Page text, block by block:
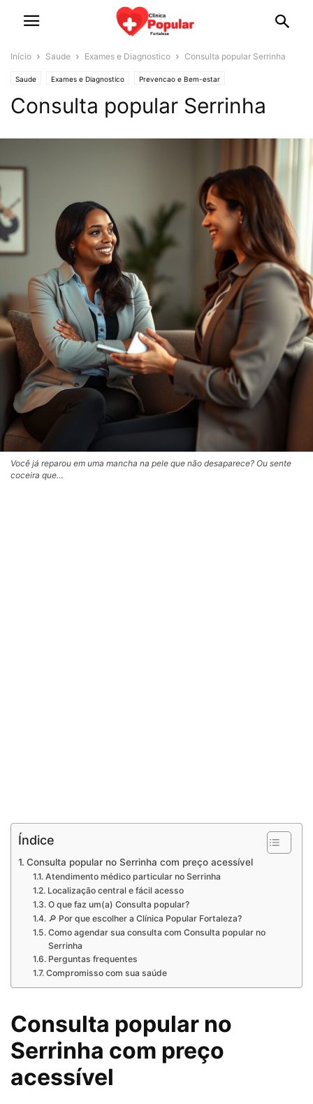
Início Saude Exames e Diagnostico Consulta popular Serrinha
Saude Exames e Diagnostico Prevencao e Bem-estar
Consulta popular Serrinha
Você já reparou em uma mancha na pele que não desaparece? Ou sente
coceira que…
Índice
Consulta popular no Serrinha com preço acessível
Atendimento médico particular no Serrinha
Localização central e fácil acesso
O que faz um(a) Consulta popular?
🔎 Por que escolher a Clínica Popular Fortaleza?
Como agendar sua consulta com Consulta popular no
Serrinha
Perguntas frequentes
Compromisso com sua saúde
Consulta popular no
Serrinha com preço
acessível